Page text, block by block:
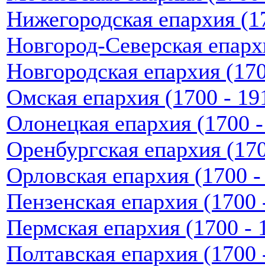
Нижегородская епархия
Новгород-Северская
Новгородская епархия
Омская епархия (1700 -
Олонецкая епархия (1700
Оренбургская епархия
Орловская епархия (1700 -
Пензенская епархия (1700
Пермская епархия (1700 -
Полтавская епархия (1700